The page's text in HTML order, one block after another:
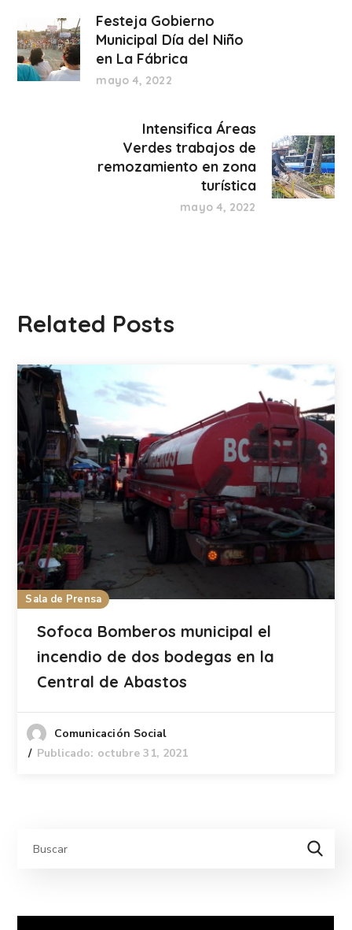
Festeja Gobierno
Municipal Día del Niño
en La Fábrica
mayo 4, 2022
Intensifica Áreas
Verdes trabajos de
remozamiento en zona
turística
mayo 4, 2022
Related Posts
Sala de Prensa
Sofoca Bomberos municipal el
incendio de dos bodegas en la
Central de Abastos
Comunicación Social
Publicado: octubre 31, 2021